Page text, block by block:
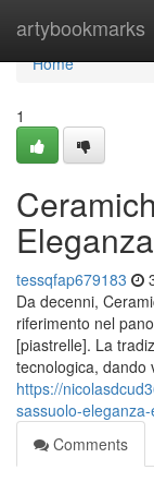
artybookmarks
Home
Home
1
tessqfap679183
Da decenni,
riferimento nel
[piastrelle]. La
tecnologica, dando
https://
sassuolo-
Comments